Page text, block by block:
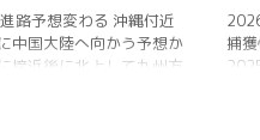
路予想変わる 沖縄付近
中国大陸へ向かう予想か
接近後に北上して九州方
捕